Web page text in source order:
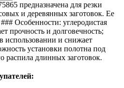
предназначена для резки
и деревянных заготовок. Ее
Особенности: углеродистая
прочность и долговечность;
использовании и снижает
установки полотна под
распила длинных заготовок.